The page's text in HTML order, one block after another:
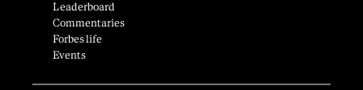
Leaderboard
Commentaries
Forbes life
Events